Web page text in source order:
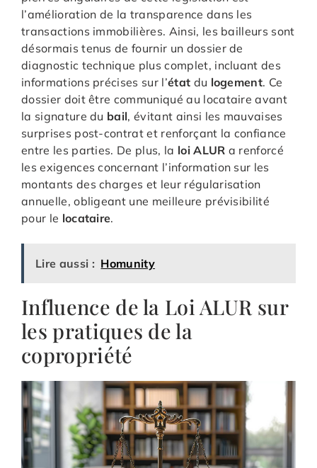
l’amélioration de la transparence dans les
transactions immobilières. Ainsi, les bailleurs sont
désormais tenus de fournir un dossier de
diagnostic technique plus complet, incluant des
informations précises sur l’état du logement. Ce
dossier doit être communiqué au locataire avant
la signature du bail, évitant ainsi les mauvaises
surprises post-contrat et renforçant la confiance
entre les parties. De plus, la loi ALUR a renforcé
les exigences concernant l’information sur les
montants des charges et leur régularisation
annuelle, obligeant une meilleure prévisibilité
pour le locataire.
Lire aussi : Homunity
Influence de la Loi ALUR sur
les pratiques de la
copropriété